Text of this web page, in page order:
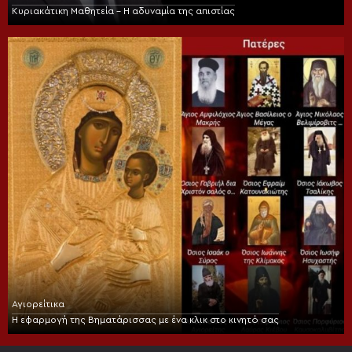
Κυριακάτικη Μαθητεία – Η αδυναμία της απιστίας
Αγιορείτικα
Η εφαρμογή της Βηματάρισσας με ένα κλικ στο κινητό σας